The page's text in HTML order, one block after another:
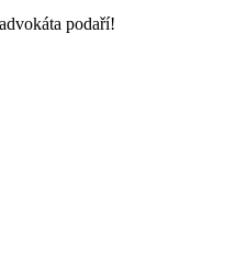
podaří!